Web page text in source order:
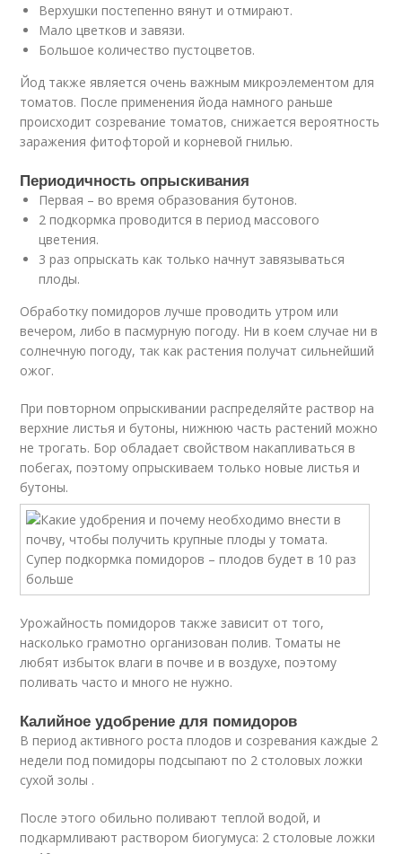
Верхушки постепенно вянут и отмирают.
Мало цветков и завязи.
Большое количество пустоцветов.
Йод также является очень важным микроэлементом для
томатов. После применения йода намного раньше
происходит созревание томатов, снижается вероятность
заражения фитофторой и корневой гнилью.
Периодичность опрыскивания
Первая – во время образования бутонов.
2 подкормка проводится в период массового
цветения.
3 раз опрыскать как только начнут завязываться
плоды.
Обработку помидоров лучше проводить утром или
вечером, либо в пасмурную погоду. Ни в коем случае ни в
солнечную погоду, так как растения получат сильнейший
ожог.
При повторном опрыскивании распределяйте раствор на
верхние листья и бутоны, нижнюю часть растений можно
не трогать. Бор обладает свойством накапливаться в
побегах, поэтому опрыскиваем только новые листья и
бутоны.
Урожайность помидоров также зависит от того,
насколько грамотно организован полив. Томаты не
любят избыток влаги в почве и в воздухе, поэтому
поливать часто и много не нужно.
Калийное удобрение для помидоров
В период активного роста плодов и созревания каждые 2
недели под помидоры подсыпают по 2 столовых ложки
сухой золы .
После этого обильно поливают теплой водой, и
подкармливают раствором биогумуса: 2 столовые ложки